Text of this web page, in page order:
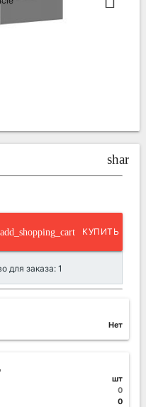
share
add_shopping_cart КУПИТЬ
для заказа: 1
Нет
шт
0
0